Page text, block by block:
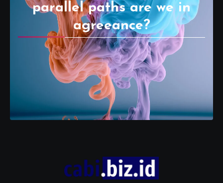
parallel paths are we in
agreeance?